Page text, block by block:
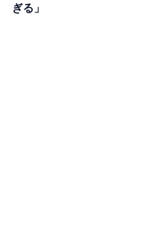
ぎる」